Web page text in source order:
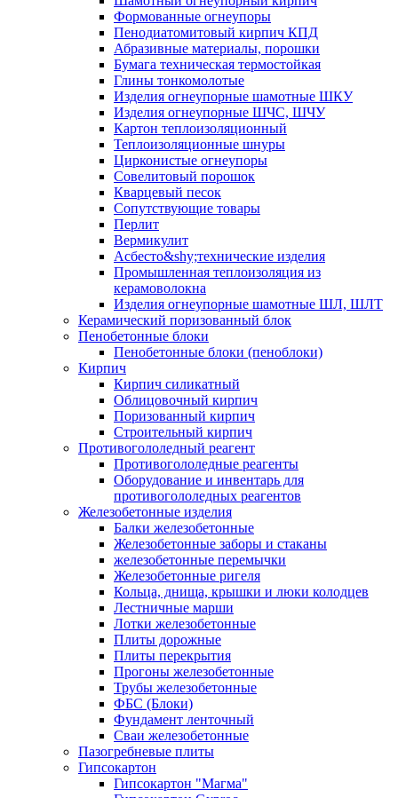
Формованные огнеупоры
Пенодиатомитовый кирпич КПД
Абразивные материалы, порошки
Бумага техническая термостойкая
Глины тонкомолотые
Изделия огнеупорные шамотные ШКУ
Изделия огнеупорные ШЧС, ШЧУ
Картон теплоизоляционный
Теплоизоляционные шнуры
Цирконистые огнеупоры
Совелитовый порошок
Кварцевый песок
Сопутствующие товары
Перлит
Вермикулит
Асбесто&shy;технические изделия
Промышленная теплоизоляция из
керамоволокна
Изделия огнеупорные шамотные ШЛ, ШЛТ
Керамический поризованный блок
Пенобетонные блоки
Пенобетонные блоки (пеноблоки)
Кирпич
Кирпич силикатный
Облицовочный кирпич
Поризованный кирпич
Строительный кирпич
Противогололедный реагент
Противогололедные реагенты
Оборудование и инвентарь для
противогололедных реагентов
Железобетонные изделия
Балки железобетонные
Железобетонные заборы и стаканы
железобетонные перемычки
Железобетонные ригеля
Кольца, днища, крышки и люки колодцев
Лестничные марши
Лотки железобетонные
Плиты дорожные
Плиты перекрытия
Прогоны железобетонные
Трубы железобетонные
ФБС (Блоки)
Фундамент ленточный
Сваи железобетонные
Пазогребневые плиты
Гипсокартон
Гипсокартон "Магма"